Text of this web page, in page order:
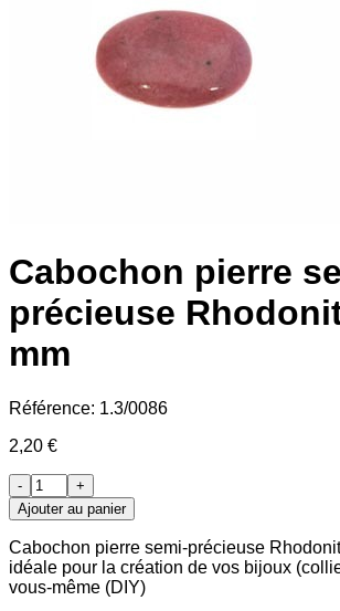
Cabochon pierre
précieuse
mm
Référence: 1.3/0086
2,20 €
-
+
Ajouter au panier
Cabochon pierre semi-précieuse
idéale pour la création de vos bijoux
vous-même (DIY)